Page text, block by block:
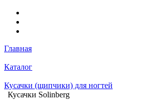
Главная
Каталог
Кусачки (щипчики) для ногтей
Кусачки Solinberg